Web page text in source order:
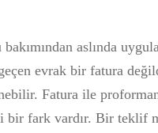
aslında
evrak bir fatura
Fatura ile
bir fark vardır. Bir teklif